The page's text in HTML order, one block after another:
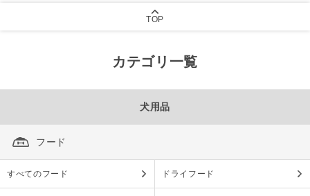
TOP
カテゴリ一覧
犬用品
フード
すべてのフード ドライフード